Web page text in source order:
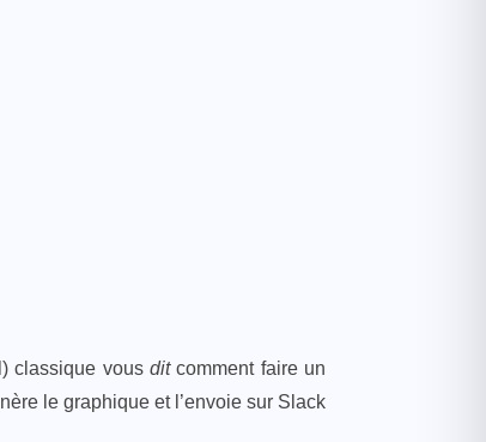
classique vous ditcomment faire un
le graphique et l’envoie sur Slack